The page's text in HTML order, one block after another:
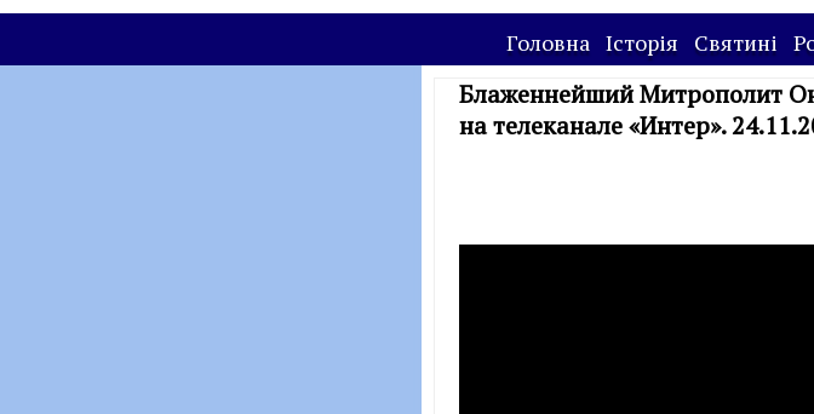
Головна Історія Святині
Блаженнейший Митрополит
на телеканале «Интер».